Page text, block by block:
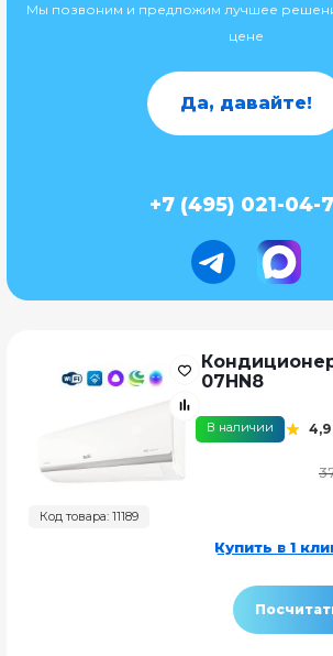
Мы позвоним и предложим лучшее
цене
Да, давайте!
+7 (495) 021-04-
Код товара: 11189
07HN8
В наличии 4,9
Купить в 1